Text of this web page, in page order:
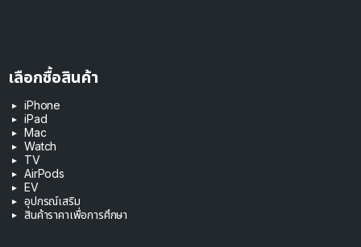
เลือกซื้อสินค้า
iPhone
iPad
Mac
Watch
TV
AirPods
EV
อุปกรณ์เสริม
สินค้าราคาเพื่อการศึกษา